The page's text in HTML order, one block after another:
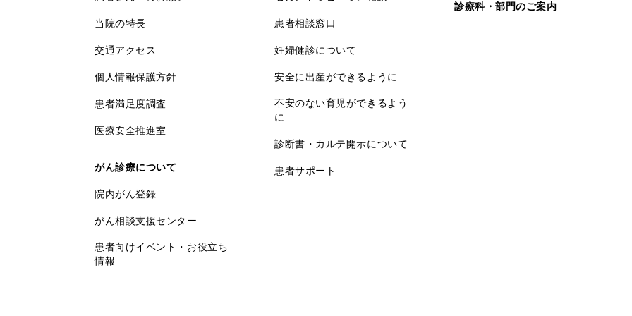
当院の特長
交通アクセス
個人情報保護方針
患者満足度調査
医療安全推進室
がん診療について
院内がん登録
がん相談支援センター
患者向けイベント・お役立ち
情報
患者相談窓口
妊婦健診について
安全に出産ができるように
不安のない育児ができるよう
に
診断書・カルテ開示について
患者サポート
診療科・部門のご案内